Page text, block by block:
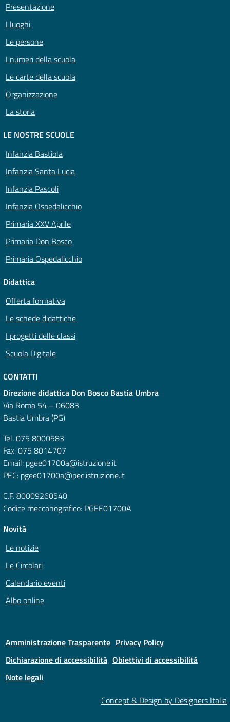
Presentazione
I luoghi
Le persone
I numeri della scuola
Le carte della scuola
Organizzazione
La storia
LE NOSTRE SCUOLE
Infanzia Bastiola
Infanzia Santa Lucia
Infanzia Pascoli
Infanzia Ospedalicchio
Primaria XXV Aprile
Primaria Don Bosco
Primaria Ospedalicchio
Didattica
Offerta formativa
Le schede didattiche
I progetti delle classi
Scuola Digitale
CONTATTI
Direzione didattica Don Bosco Bastia Umbra
Via Roma 54 – 06083
Bastia Umbra (PG)
Tel. 075 8000583
Fax: 075 8014707
Email: pgee01700a@istruzione.it
PEC: pgee01700a@pec.istruzione.it
C.F. 80009260540
Codice meccanografico: PGEE01700A
Novità
Le notizie
Le Circolari
Calendario eventi
Albo online
Amministrazione Trasparente Privacy Policy
Dichiarazione di accessibilità Obiettivi di accessibilità
Note legali
Concept & Design by Designers Italia